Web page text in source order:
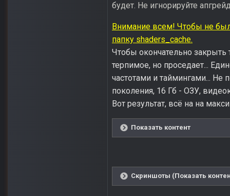
будет. Не игнорируйте
Внимание всем! Чтобы не
папку shaders_cache.
Чтобы окончательно закрыть
терпимое, но проседает...
частотами и таймингами... Не
поколения, 16 Гб - ОЗУ,
Вот результат, всё на на
Показать контент
Скриншоты (Показать